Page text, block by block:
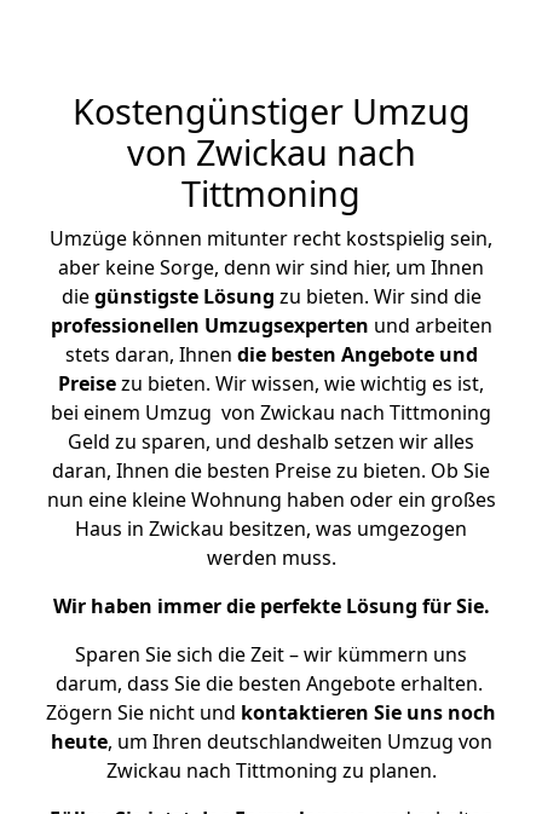
Kostengünstiger Umzug
von Zwickau nach
Tittmoning
Umzüge können mitunter recht kostspielig sein,
aber keine Sorge, denn wir sind hier, um Ihnen
diegünstigste Lösung zu bieten. Wir sind die
professionellen Umzugsexperten und arbeiten
stets daran, Ihnen die besten Angebote und
Preisezu bieten. Wir wissen, wie wichtig es ist,
bei einem Umzug von Zwickau nach Tittmoning
Geld zu sparen, und deshalb setzen wir alles
daran, Ihnen die besten Preise zu bieten. Ob Sie
nun eine kleine Wohnung haben oder ein großes
Haus in Zwickau besitzen, was umgezogen
werden muss.
Wir haben immer die perfekte Lösung für Sie.
Sparen Sie sich die Zeit – wir kümmern uns
darum, dass Sie die besten Angebote erhalten.
Zögern Sie nicht und kontaktieren Sie uns noch
heute, um Ihren deutschlandweiten Umzug von
Zwickau nach Tittmoning zu planen.